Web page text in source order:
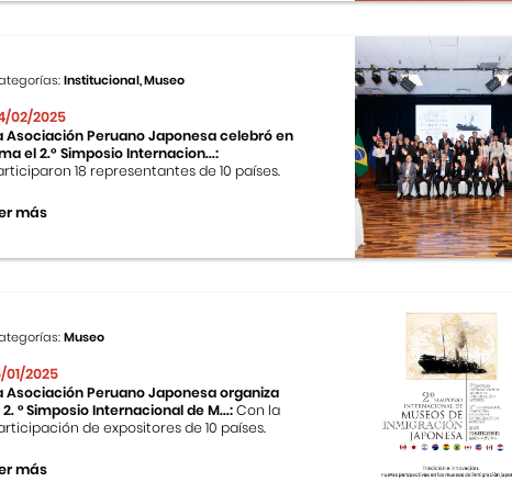
Institucional, Museo
02/2025
Asociación Peruano Japonesa celebró en
el 2.º Simposio Internacion...:
18 representantes de 10 países.
más
Museo
01/2025
Asociación Peruano Japonesa organiza
2. ° Simposio Internacional de M...:Con la
de expositores de 10 países.
más